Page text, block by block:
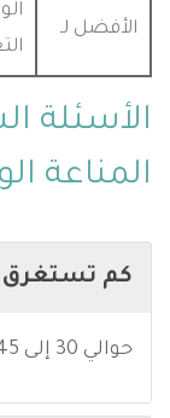
الأفضل لـ
الأسئلة
المناعة
كم تستغرق
حوالي 30 إلى 45 دقيقة فقط.